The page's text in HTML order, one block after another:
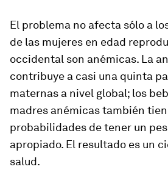
El problema no afecta sólo a
de las mujeres en edad
occidental son anémicas. La
contribuye a casi una quinta
maternas a nivel global; los
madres anémicas también
probabilidades de tener un
apropiado. El resultado es un
salud.